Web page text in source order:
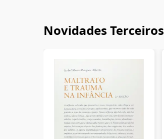
Novidades Terceiros